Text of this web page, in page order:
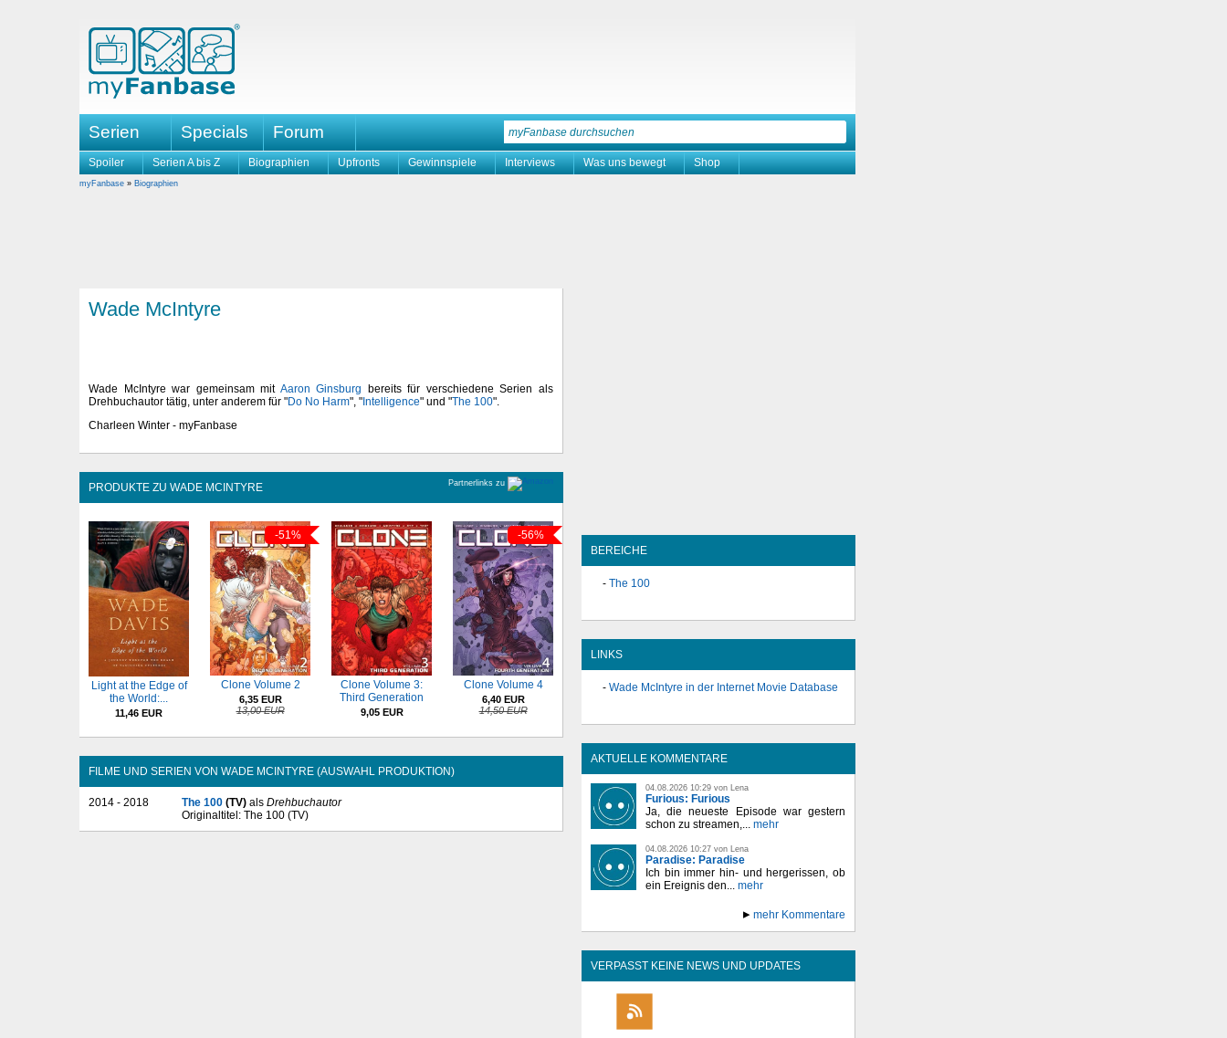
Serien Specials Forum
Spoiler Serien A bis Z Biographien Upfronts Gewinnspiele Interviews Was uns bewegt Shop
myFanbase » Biographien
Wade McIntyre
Wade McIntyre war gemeinsam mit Aaron Ginsburg bereits für verschiedene Serien als
Drehbuchautor tätig, unter anderem für "Do No Harm", " Intelligence" und "The 100".
Charleen Winter - myFanbase
Partnerlinks zu
PRODUKTE ZU WADE MCINTYRE
Light at the Edge of
the World:...
11,46 EUR
-51%
Clone Volume 2
6,35 EUR
13,00 EUR
Clone Volume 3:
Third Generation
9,05 EUR
-56%
Clone Volume 4
6,40 EUR
14,50 EUR
FILME UND SERIEN VON WADE MCINTYRE (AUSWAHL PRODUKTION)
2014 - 2018 The 100 (TV) als Drehbuchautor
Originaltitel: The 100 (TV)
BEREICHE
The 100
LINKS
Wade McIntyre in der Internet Movie Database
AKTUELLE KOMMENTARE
04.08.2026 10:29 von Lena
Furious: Furious
Ja, die neueste Episode war gestern
schon zu streamen,... mehr
04.08.2026 10:27 von Lena
Paradise: Paradise
Ich bin immer hin- und hergerissen, ob
ein Ereignis den... mehr
mehr Kommentare
VERPASST KEINE NEWS UND UPDATES